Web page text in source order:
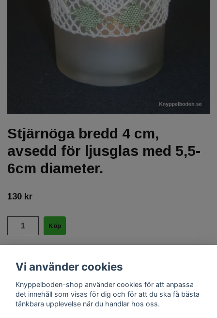
Stjärnöga bredd 4 cm,
avsedd för ljusglas med 5,5-
6cm diameter.
130 kr
Vi använder cookies
Knyppelboden-shop använder cookies för att anpassa
det innehåll som visas för dig och för att du ska få bästa
tänkbara upplevelse när du handlar hos oss.